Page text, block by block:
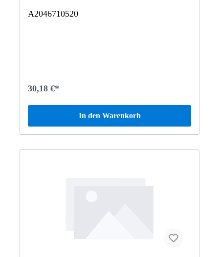
A2046710520
30,18 €*
In den Warenkorb